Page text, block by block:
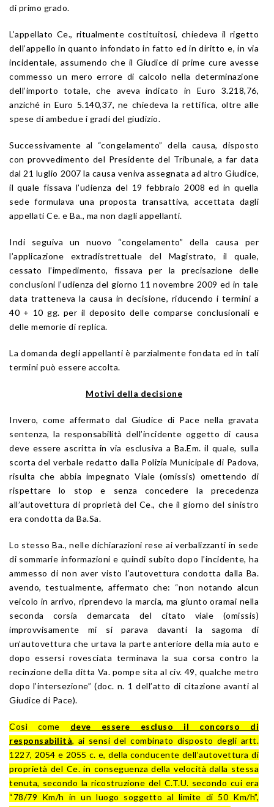
di primo grado.
L’appellato Ce., ritualmente costituitosi, chiedeva il rigetto
dell’appello in quanto infondato in fatto ed in diritto e, in via
incidentale, assumendo che il Giudice di prime cure avesse
commesso un mero errore di calcolo nella determinazione
dell’importo totale, che aveva indicato in Euro 3.218,76,
anziché in Euro 5.140,37, ne chiedeva la rettifica, oltre alle
spese di ambedue i gradi del giudizio.
Successivamente al “congelamento” della causa, disposto
con provvedimento del Presidente del Tribunale, a far data
dal 21 luglio 2007 la causa veniva assegnata ad altro Giudice,
il quale fissava l’udienza del 19 febbraio 2008 ed in quella
sede formulava una proposta transattiva, accettata dagli
appellati Ce. e Ba., ma non dagli appellanti.
Indi seguiva un nuovo “congelamento” della causa per
l’applicazione extradistrettuale del Magistrato, il quale,
cessato l’impedimento, fissava per la precisazione delle
conclusioni l’udienza del giorno 11 novembre 2009 ed in tale
data tratteneva la causa in decisione, riducendo i termini a
40 + 10 gg. per il deposito delle comparse conclusionali e
delle memorie di replica.
La domanda degli appellanti è parzialmente fondata ed in tali
termini può essere accolta.
Motivi della decisione
Invero, come affermato dal Giudice di Pace nella gravata
sentenza, la responsabilità dell’incidente oggetto di causa
deve essere ascritta in via esclusiva a Ba.Em. il quale, sulla
scorta del verbale redatto dalla Polizia Municipale di Padova,
risulta che abbia impegnato Viale (omissis) omettendo di
rispettare lo stop e senza concedere la precedenza
all’autovettura di proprietà del Ce., che il giorno del sinistro
era condotta da Ba.Sa.
Lo stesso Ba., nelle dichiarazioni rese ai verbalizzanti in sede
di sommarie informazioni e quindi subito dopo l’incidente, ha
ammesso di non aver visto l’autovettura condotta dalla Ba.
avendo, testualmente, affermato che: “non notando alcun
veicolo in arrivo, riprendevo la marcia, ma giunto oramai nella
seconda corsia demarcata del citato viale (omissis)
improvvisamente mi si parava davanti la sagoma di
un’autovettura che urtava la parte anteriore della mia auto e
dopo essersi rovesciata terminava la sua corsa contro la
recinzione della ditta Va. pompe sita al civ. 49, qualche metro
dopo l’intersezione” (doc. n. 1 dell’atto di citazione avanti al
Giudice di Pace).
Così come deve essere escluso il concorso di
responsabilità, ai sensi del combinato disposto degli artt.
1227, 2054 e 2055 c. e, della conducente dell’autovettura di
proprietà del Ce. in conseguenza della velocità dalla stessa
tenuta, secondo la ricostruzione del C.T.U. secondo cui era
“78/79 Km/h in un luogo soggetto al limite di 50 Km/h”,